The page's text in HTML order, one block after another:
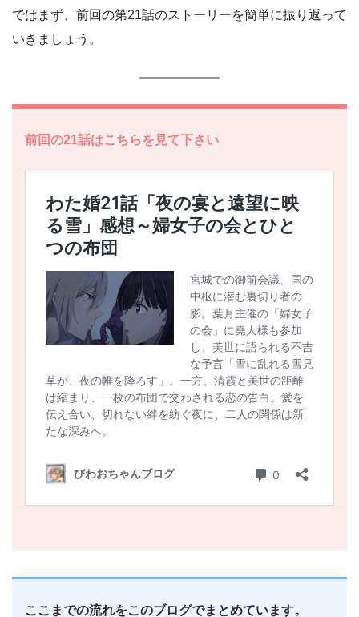
ではまず、前回の第21話のストーリーを簡単に振り返って
いきましょう。
前回の21話はこちらを見て下さい
ここまでの流れをこのブログでまとめています。